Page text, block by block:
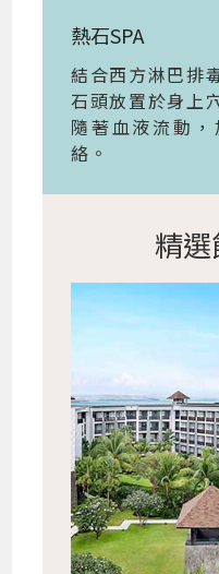
熱石SPA
結合西方淋巴排
石頭放置於身上
隨著血液流動
絡。
精選